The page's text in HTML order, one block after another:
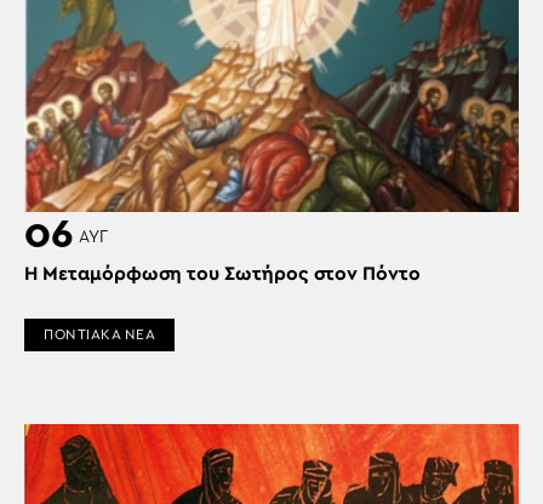
06 ΑΥΓ
Η Μεταμόρφωση του Σωτήρος στον Πόντο
ΠΟΝΤΙΑΚΑ ΝΕΑ